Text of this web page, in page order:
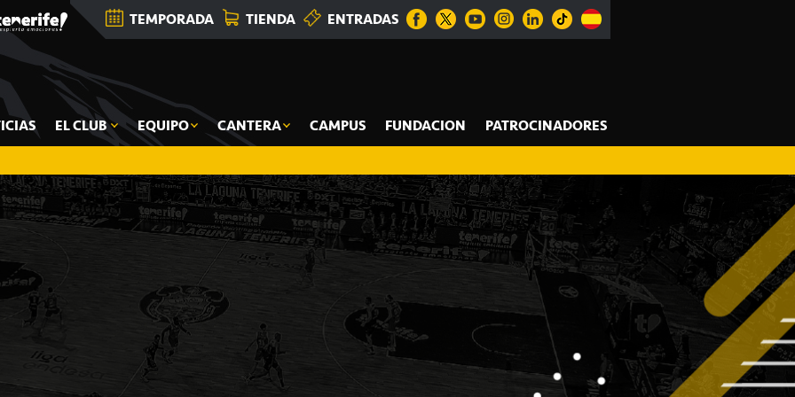
TEMPORADA TIENDA ENTRADAS
EL CLUB EQUIPO CANTERA CAMPUS FUNDACION PATROCINADORES